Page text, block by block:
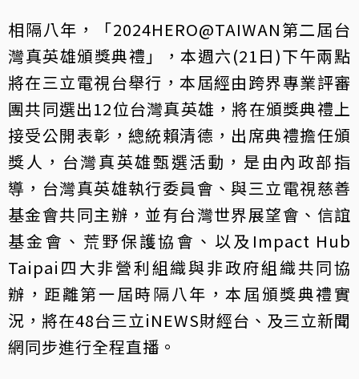
相隔八年，「2024HERO@TAIWAN第二屆台
灣真英雄頒獎典禮」，本週六(21日)下午兩點
將在三立電視台舉行，本屆經由跨界專業評審
團共同選出12位台灣真英雄，將在頒獎典禮上
接受公開表彰，總統賴清德，出席典禮擔任頒
獎人，台灣真英雄甄選活動，是由內政部指
導，台灣真英雄執行委員會、與三立電視慈善
基金會共同主辦，並有台灣世界展望會、信誼
基金會、荒野保護協會、以及Impact Hub
Taipai四大非營利組織與非政府組織共同協
辦，距離第一屆時隔八年，本屆頒獎典禮實
況，將在48台三立iNEWS財經台、及三立新聞
網同步進行全程直播。